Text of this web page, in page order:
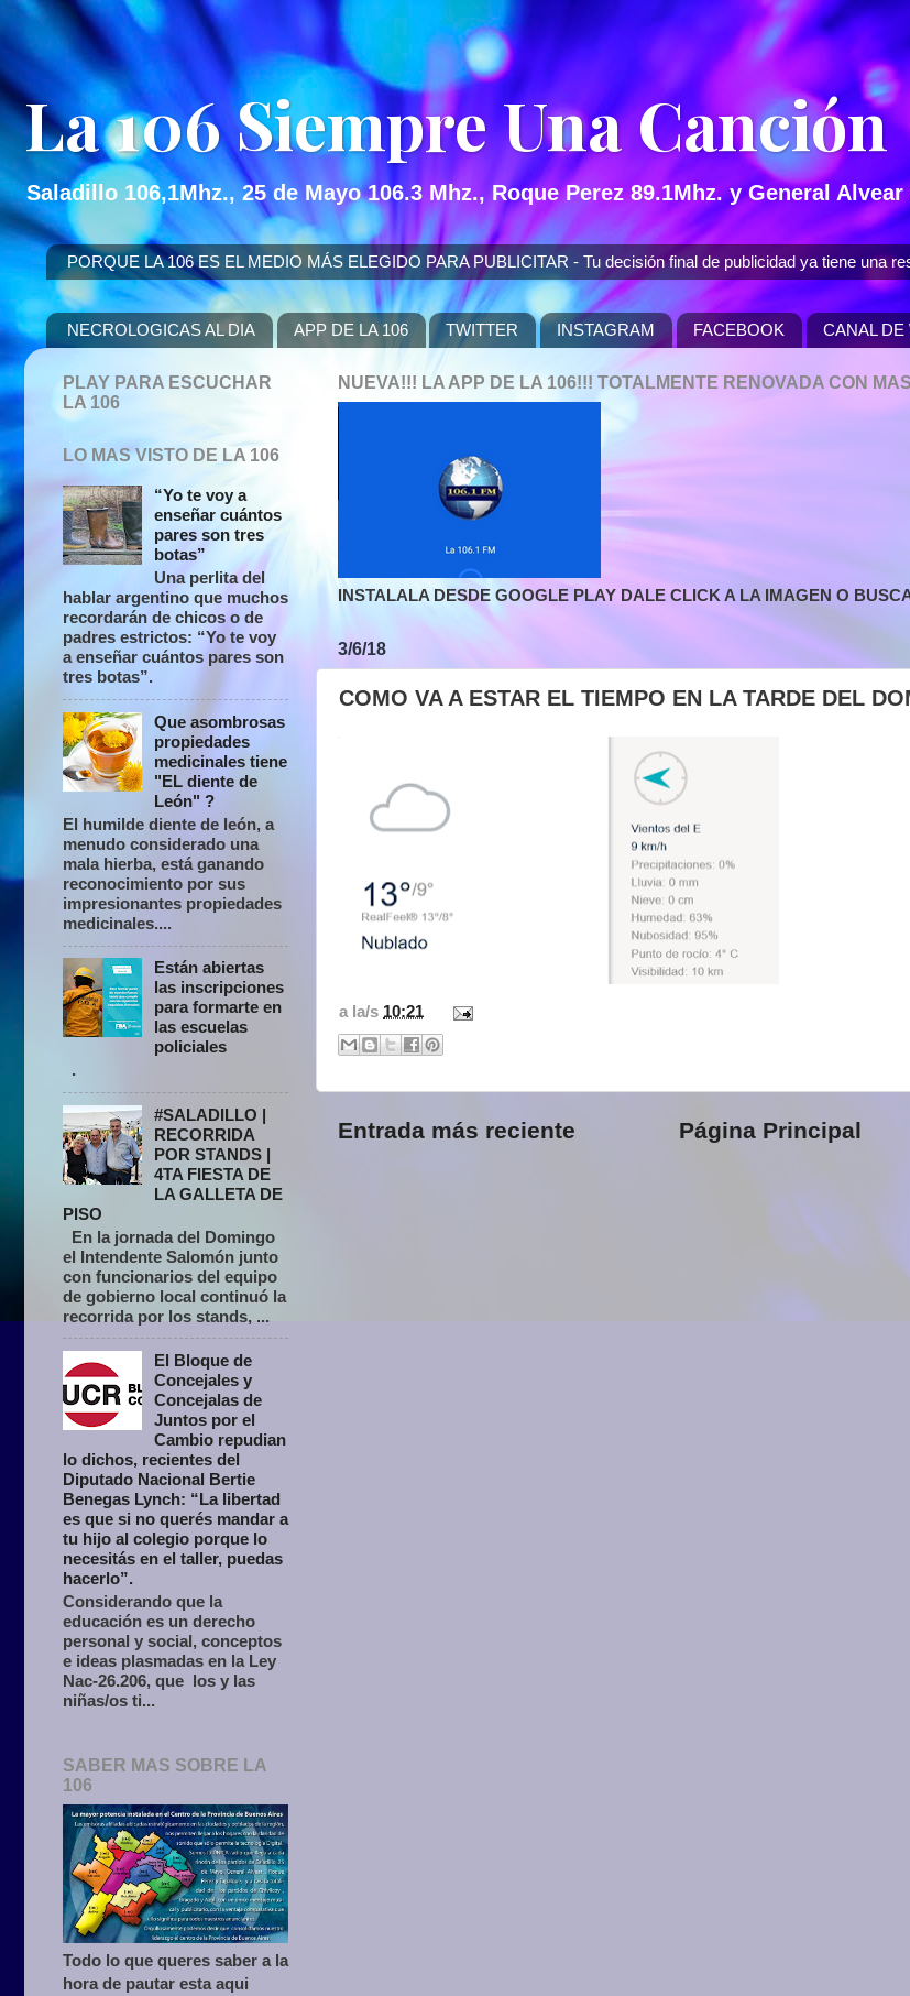
La 106 Siempre Una Canción
Saladillo 106,1Mhz., 25 de Mayo 106.3 Mhz., Roque Perez 89.1Mhz. y General Alvear
PORQUE LA 106 ES EL MEDIO MÁS ELEGIDO PARA PUBLICITAR - Tu decisión final de publicidad ya tiene una
NECROLOGICAS AL DIA APP DE LA 106 TWITTER INSTAGRAM FACEBOOK CANAL DE
NUEVA!!! LA APP DE LA 106!!! TOTALMENTE RENOVADA CON
INSTALALA DESDE GOOGLE PLAY DALE CLICK A LA IMAGEN O
3/6/18
COMO VA A ESTAR EL TIEMPO EN LA TARDE DEL
a la/s 10:21
Entrada más reciente Página Principal
PLAY PARA ESCUCHAR
LA 106
LO MAS VISTO DE LA 106
“Yo te voy a
enseñar cuántos
pares son tres
botas”
Una perlita del
hablar argentino que muchos
recordarán de chicos o de
padres estrictos: “Yo te voy
a enseñar cuántos pares son
tres botas”.
Que asombrosas
propiedades
medicinales tiene
"EL diente de
León" ?
El humilde diente de león, a
menudo considerado una
mala hierba, está ganando
reconocimiento por sus
impresionantes propiedades
medicinales....
Están abiertas
las inscripciones
para formarte en
las escuelas
policiales
.
#SALADILLO |
RECORRIDA
POR STANDS |
4TA FIESTA DE
LA GALLETA DE
PISO
En la jornada del Domingo
el Intendente Salomón junto
con funcionarios del equipo
de gobierno local continuó la
recorrida por los stands, ...
El Bloque de
Concejales y
Concejalas de
Juntos por el
Cambio repudian
lo dichos, recientes del
Diputado Nacional Bertie
Benegas Lynch: “La libertad
es que si no querés mandar a
tu hijo al colegio porque lo
necesitás en el taller, puedas
hacerlo”.
Considerando que la
educación es un derecho
personal y social, conceptos
e ideas plasmadas en la Ley
Nac-26.206, que los y las
niñas/os ti...
SABER MAS SOBRE LA
106
Todo lo que queres saber a la
hora de pautar esta aqui